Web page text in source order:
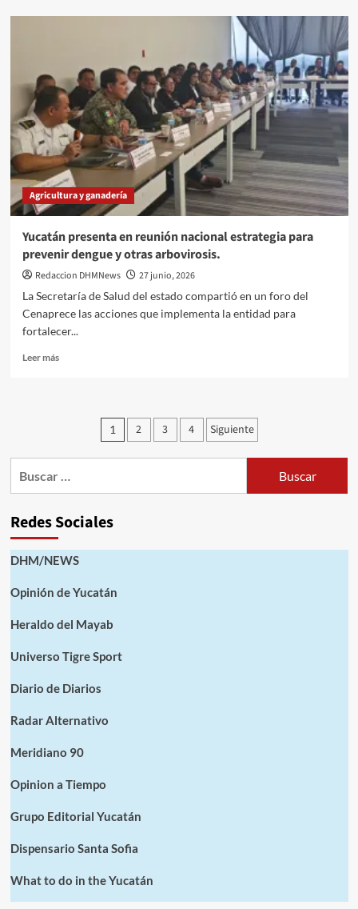
Renacimiento
campo
yucateco
con
116
mdp
en
ganadería,
apicultura
y
caminos
Agricultura y ganadería
Yucatán presenta en reunión nacional estrategia para
prevenir dengue y otras arbovirosis.
Redaccion DHMNews
27 junio, 2026
La Secretaría de Salud del estado compartió en un foro del
Cenaprece las acciones que implementa la entidad para
fortalecer...
Leer másLeer
nacional
estrategia
para
dengue
y
otras
arbovirosis.
Paginación
de
1 2 3 4 Siguiente
Redes Sociales
DHM/NEWS
Opinión de Yucatán
Heraldo del Mayab
Universo Tigre Sport
Diario de Diarios
Radar Alternativo
Meridiano 90
Opinion a Tiempo
Grupo Editorial Yucatán
Dispensario Santa Sofia
What to do in the Yucatán